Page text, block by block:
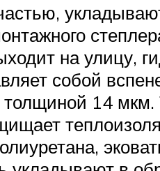
на улицу,
собой
14 мкм.